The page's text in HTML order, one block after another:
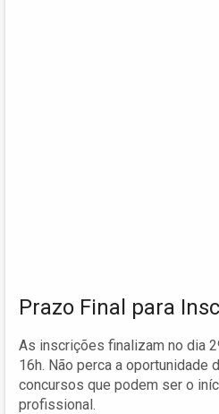
Prazo Final para
As inscrições finalizam no dia
16h. Não perca a oportunidade
concursos que podem ser o
profissional.